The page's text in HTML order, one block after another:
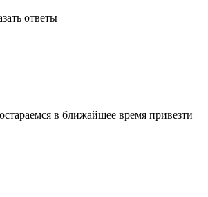
ответы
в ближайшее время привезти